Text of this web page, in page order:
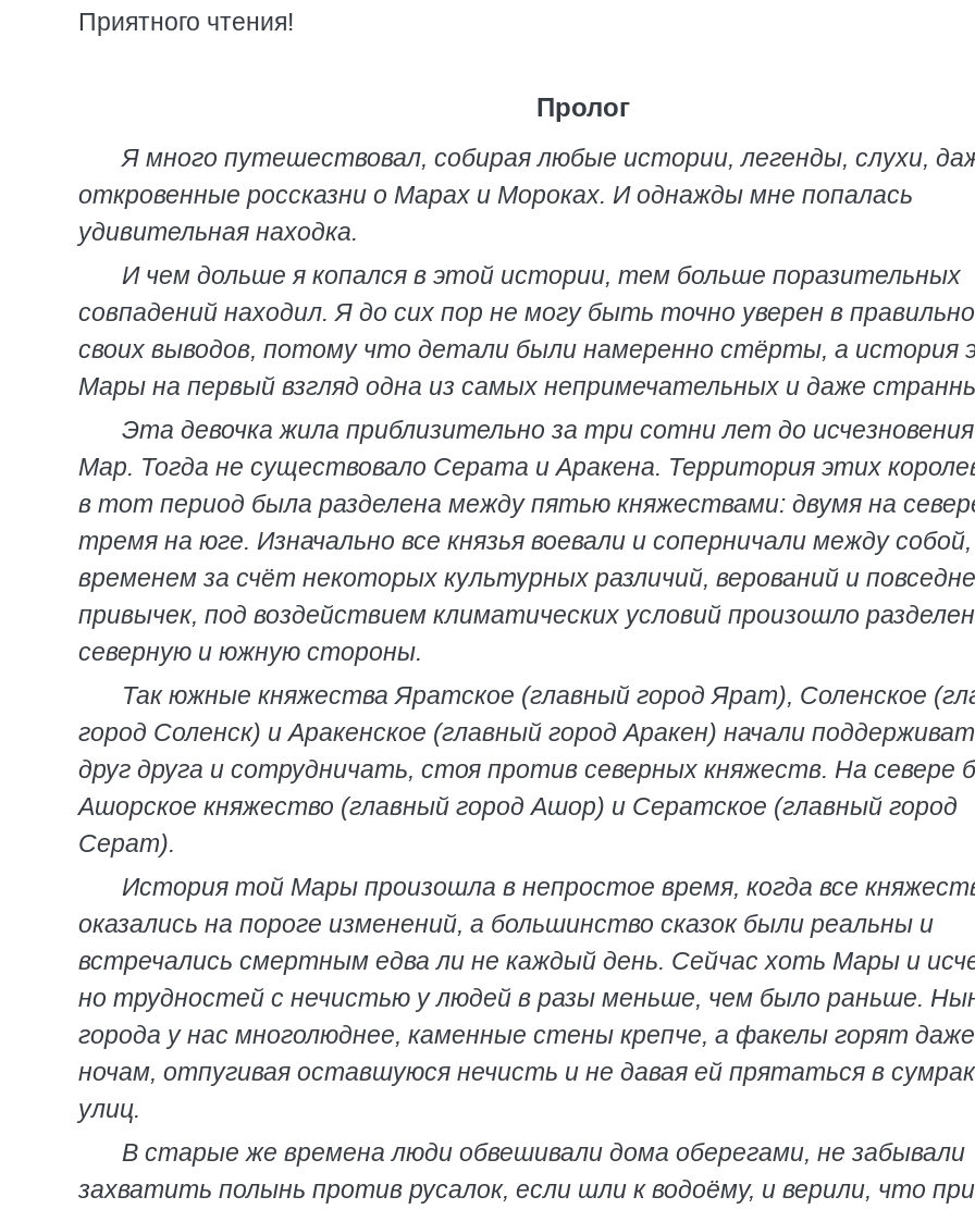
Приятного чтения!
Пролог
Я много путешествовал, собирая любые истории, легенды, слухи,
откровенные россказни о Марах и Мороках. И однажды мне попалась
удивительная находка.
И чем дольше я копался в этой истории, тем больше поразительных
совпадений находил. Я до сих пор не могу быть точно уверен в
своих выводов, потому что детали были намеренно стёрты, а история
Мары на первый взгляд одна из самых непримечательных и даже
Эта девочка жила приблизительно за три сотни лет до исчезновения
Мар. Тогда не существовало Серата и Аракена. Территория этих
в тот период была разделена между пятью княжествами: двумя на
тремя на юге. Изначально все князья воевали и соперничали между
временем за счёт некоторых культурных различий, верований и
привычек, под воздействием климатических условий произошло
северную и южную стороны.
Так южные княжества Яратское (главный город Ярат), Соленское
город Соленск) и Аракенское (главный город Аракен) начали
друг друга и сотрудничать, стоя против северных княжеств. На севере
Ашорское княжество (главный город Ашор) и Сератское (главный город
Серат).
История той Мары произошла в непростое время, когда все
оказались на пороге изменений, а большинство сказок были реальны и
встречались смертным едва ли не каждый день. Сейчас хоть Мары и
но трудностей с нечистью у людей в разы меньше, чем было раньше.
города у нас многолюднее, каменные стены крепче, а факелы горят
ночам, отпугивая оставшуюся нечисть и не давая ей прятаться в
улиц.
В старые же времена люди обвешивали дома оберегами, не забывали
захватить полынь против русалок, если шли к водоёму, и верили, что